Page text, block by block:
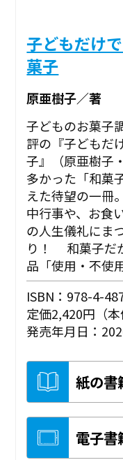
子どもだけ
菓子
原亜樹子／著
子どものお菓
評の『子どもだ
子』（原亜樹子
多かった「和菓
えた待望の一冊
中行事や、お食
の人生儀礼にま
り！ 和菓子だ
品「使用・不使
ISBN：978-4-
定価2,420円（本
発売年月日：
紙の書
電子書